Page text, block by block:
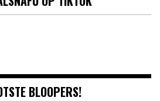
BLOOPERS!